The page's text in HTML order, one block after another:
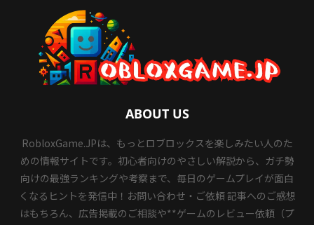
ABOUT US
RobloxGame.JPは、もっとロブロックスを楽しみたい人のた
めの情報サイトです。初心者向けのやさしい解説から、ガチ勢
向けの最強ランキングや考察まで、毎日のゲームプレイが面白
くなるヒントを発信中！お問い合わせ・ご依頼 記事へのご感想
はもちろん、広告掲載のご相談や**ゲームのレビュー依頼（プ